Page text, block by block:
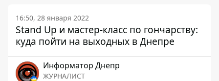
16:50, 28 января 2022
Stand Up и мастер-класс по гончарству:
куда пойти на выходных в Днепре
Информатор Днепр
ЖУРНАЛИСТ